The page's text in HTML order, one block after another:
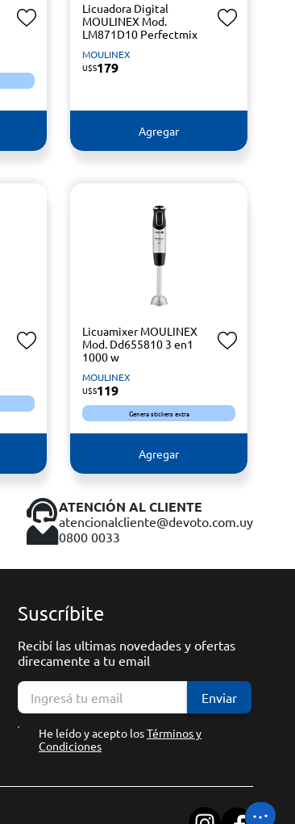
Licuadora Digital
MOULINEX Mod.
LM871D10 Perfectmix
MOULINEX
U$S179
Agregar
Licuamixer MOULINEX
Mod. Dd655810 3 en1
1000 w
MOULINEX
U$S119
Genera stickers extra
Agregar
ATENCIÓN AL CLIENTE
atencionalcliente@devoto.com.uy
0800 0033
Suscríbite
Recibí las ultimas novedades y ofertas
direcamente a tu email
Enviar
He leído y acepto losTérminos y
Condiciones